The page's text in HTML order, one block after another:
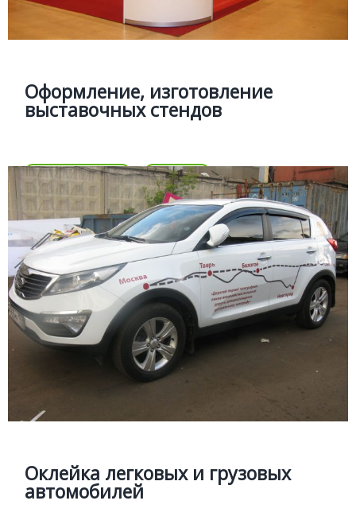
Оформление, изготовление
выставочных стендов
Подробней Цена
Изготовление легкоразборных выставочных стендов,
оформление оклейка павильонов
Оклейка легковых и грузовых
автомобилей
БРЕНДИРОВАНИЕ
Подробней
Оклейка легковых и грузовых
автомобилей
Брендирование автомобиля, нанесение пленки с
широкоформатной печатью и плоттерной резкой.